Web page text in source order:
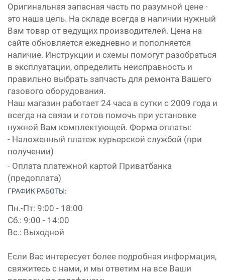
Оригинальная запасная часть по разумной цене -
это наша цель. На складе всегда в наличии нужный
Вам товар от ведущих производителей. Цена на
сайте обновляется ежедневно и пополняется
наличие. Инструкции и схемы помогут разобраться
в эксплуатации, определить неисправность и
правильно выбрать запчасть для ремонта Вашего
газового оборудования.
Наш магазин работает 24 часа в сутки с 2009 года и
всегда на связи и готов помочь при установке
нужной Вам комплектующей. Форма оплаты:
- Наложенный платеж курьерской службой (при
получении)
- Оплата платежной картой Приватбанка
(предоплата)
ГРАФИК РАБОТЫ:
Пн.-Пт: 9:00 - 18:00
Сб.: 9:00 - 14:00
Вс.: Выходной
Если Вас интересует более подробная информация,
свяжитесь с нами, и мы ответим на все Ваши